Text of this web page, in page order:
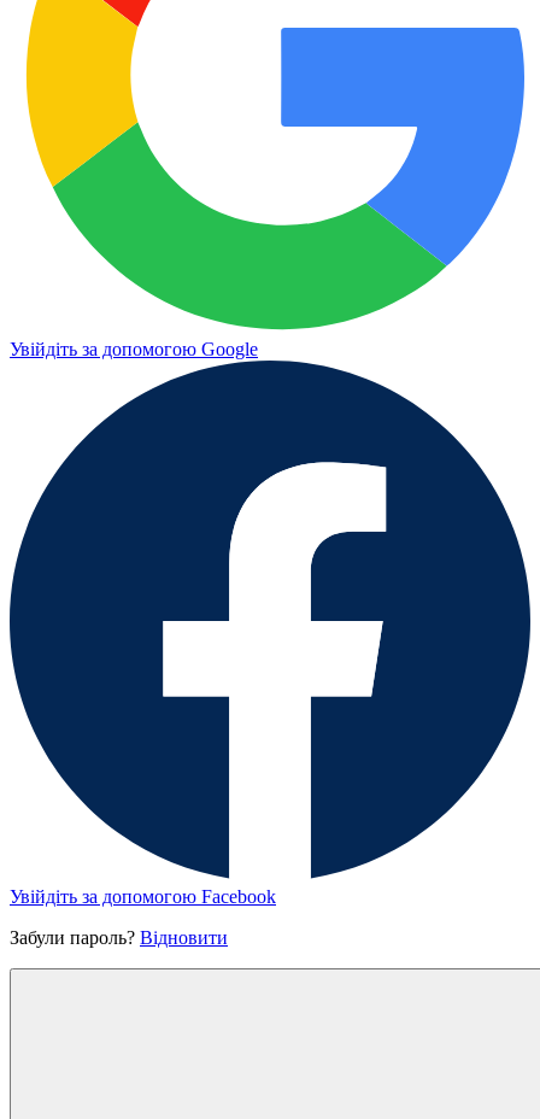
Увійдіть за допомогою Google
Увійдіть за допомогою Facebook
Забули пароль? Відновити